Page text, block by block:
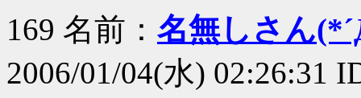
169 名前： 名無しさん
2006/01/04(水) 02:26:31